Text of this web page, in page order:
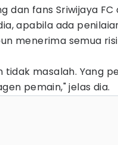
dan fans Sriwijaya FC
apabila ada
menerima semua
tidak masalah. Yang
pemain," jelas dia.